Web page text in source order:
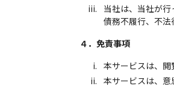
当社は、当社が
債務不履行、不法
４．免責事項
本サービスは、閲
本サービスは、意